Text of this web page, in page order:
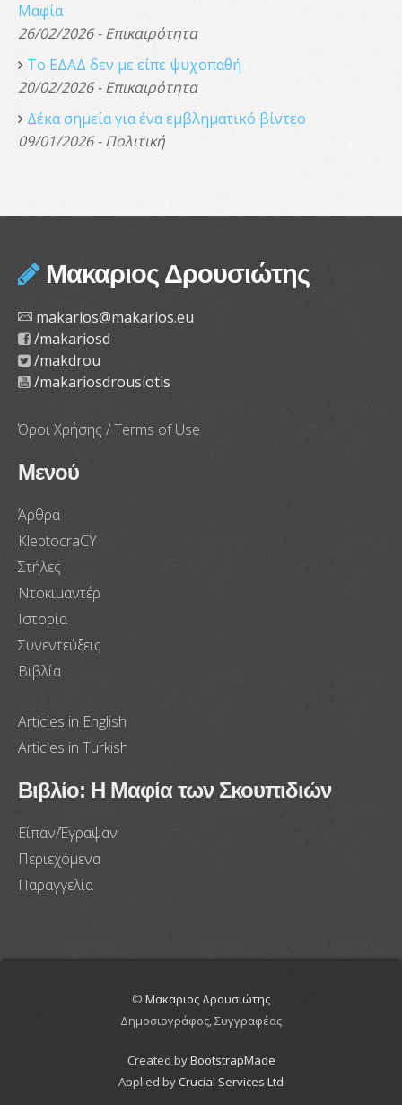
Μαφία
26/02/2026 - Επικαιρότητα
Το ΕΔΑΔ δεν με είπε ψυχοπαθή
20/02/2026 - Επικαιρότητα
Δέκα σημεία για ένα εμβληματικό βίντεο
09/01/2026 - Πολιτική
Μακαριος Δρουσιώτης
makarios@makarios.eu
/makariosd
/makdrou
/makariosdrousiotis
Όροι Χρήσης / Terms of Use
Μενού
Άρθρα
KleptocraCY
Στήλες
Ντοκιμαντέρ
Ιστορία
Συνεντεύξεις
Βιβλία
Articles in English
Articles in Turkish
Βιβλίο: Η Μαφία των Σκουπιδιών
Είπαν/Έγραψαν
Περιεχόμενα
Παραγγελία
© Μακαριος Δρουσιώτης
Δημοσιογράφος, Συγγραφέας
Created byBootstrapMade
Applied by Crucial Services Ltd